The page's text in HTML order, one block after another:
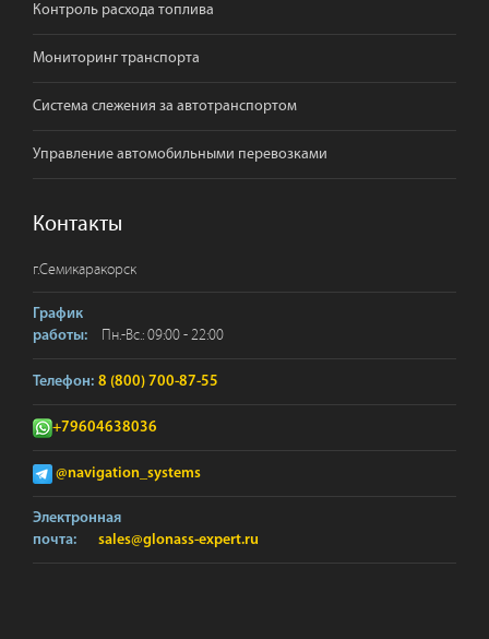
Контроль расхода топлива
Мониторинг транспорта
Система слежения за автотранспортом
Управление автомобильными перевозками
Контакты
г.Семикаракорск
График
работы:
Пн.-Вс.: 09:00 - 22:00
Телефон: 8 (800) 700-87-55
+79604638036
@navigation_systems
Электронная
почта:
sales@glonass-expert.ru